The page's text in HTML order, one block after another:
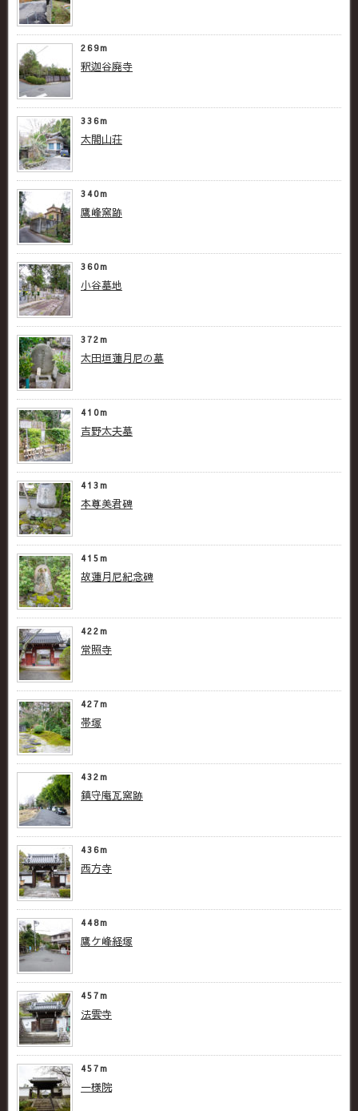
269m
釈迦谷廃寺
336m
太閤山荘
340m
鷹峰窯跡
360m
小谷墓地
372m
太田垣蓮月尼の墓
410m
吉野太夫墓
413m
本尊美君碑
415m
故蓮月尼紀念碑
422m
常照寺
427m
帯塚
432m
鎮守庵瓦窯跡
436m
西方寺
448m
鷹ケ峰経塚
457m
法雲寺
457m
一様院